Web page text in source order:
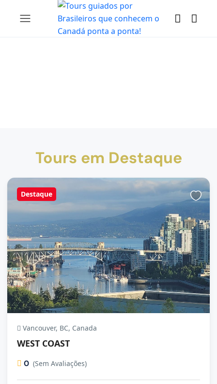
Tours em Destaque
Destaque
Vancouver, BC, Canada
WEST COAST
0 (Sem Avaliações)